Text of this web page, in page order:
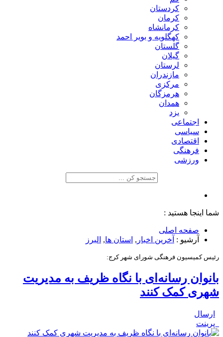
کردستان
کرمان
کرمانشاه
کهگلویه و بویر احمد
گلستان
گیلان
لرستان
مازندران
مرکزی
هرمزگان
همدان
یزد
اجتماعی
سیاسی
اقتصادی
فرهنگی
ورزشی
شما اینجا هستید :
صفحه اصلی
آرشیو : آخرین اخبار , استان ها, البرز
رئیس کمیسیون فرهنگی شورای شهر کرج:
بانوان رسانه‌ای با نگاه ظریف به مدیریت
شهری کمک کنند
ارسال
پرینت